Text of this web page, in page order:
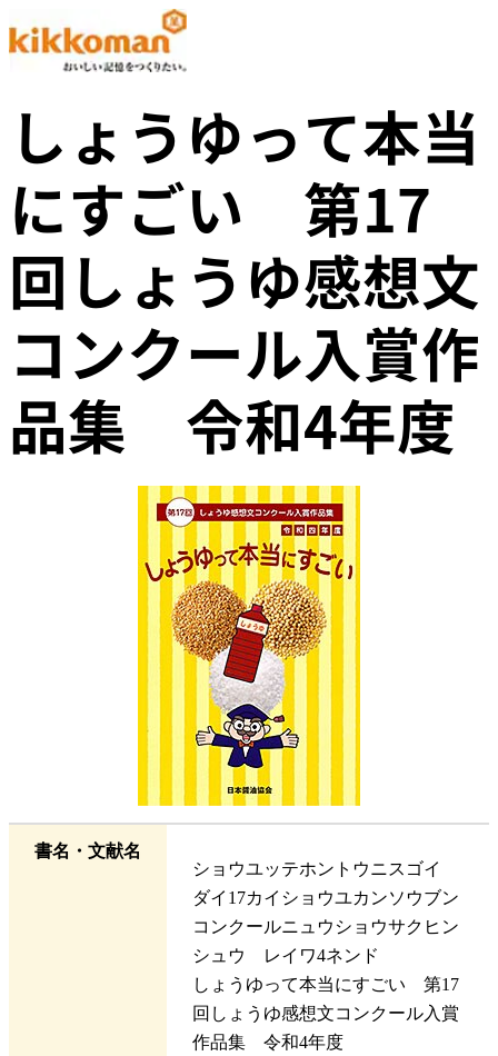
しょうゆって本当
にすごい 第17
回しょうゆ感想文
コンクール入賞作
品集 令和4年度
書名・文献名
ショウユッテホントウニスゴイ
ダイ17カイショウユカンソウブン
コンクールニュウショウサクヒン
シュウ レイワ4ネンド
しょうゆって本当にすごい 第17
回しょうゆ感想文コンクール入賞
作品集 令和4年度